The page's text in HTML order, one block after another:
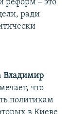
реформ ‒ это
ради
Владимир
что
политикам